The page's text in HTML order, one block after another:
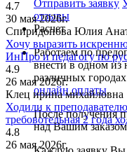
Отправить заявку
отзывы
Расчет
Работаем по
внести в одном
различных
онлайн оплаты.
После получения
над Вашим
4.7
30 мая 2026г.
Спиридонова Юлия
Хочу выразить
ИнПро и педагогу по
4.9
26 мая 2026г.
Клец ирина михайловна
Ходили к
требовотельная 2 года
4.8
26 мая 2026г.